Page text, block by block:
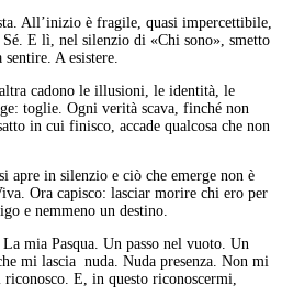
All’inizio è fragile, quasi impercettibile,
E lì, nel silenzio di «Chi sono», smetto
A esistere.
cadono le illusioni, le identità, le
toglie. Ogni verità scava, finché non
in cui finisco, accade qualcosa che non
apre in silenzio e ciò che emerge non è
Ora capisco: lasciar morire chi ero per
e nemmeno un destino.
La mia Pasqua. Un passo nel vuoto. Un
mi lascia nuda. Nuda presenza. Non mi
E, in questo riconoscermi,